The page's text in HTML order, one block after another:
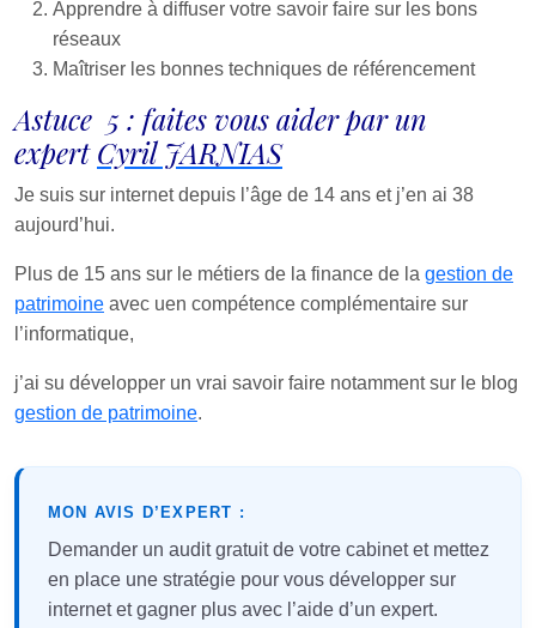
Apprendre à diffuser votre savoir faire sur les bons
réseaux
Maîtriser les bonnes techniques de référencement
Astuce 5 : faites vous aider par un
expertCyril JARNIAS
Je suis sur internet depuis l’âge de 14 ans et j’en ai 38
aujourd’hui.
Plus de 15 ans sur le métiers de la finance de la gestion de
patrimoine avec uen compétence complémentaire sur
l’informatique,
j’ai su développer un vrai savoir faire notamment sur le blog
gestion de patrimoine.
MON AVIS D’EXPERT :
Demander un audit gratuit de votre cabinet et mettez
en place une stratégie pour vous développer sur
internet et gagner plus avec l’aide d’un expert.